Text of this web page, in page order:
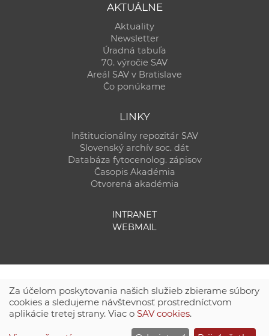
AKTUÁLNE
Aktuality
Newsletter
Úradná tabuľa
70. výročie SAV
Areál SAV v Bratislave
Čo ponúkame
LINKY
Inštitucionálny repozitár SAV
Slovenský archív soc. dát
Databáza fytocenolog. zápisov
Časopis Akadémia
Otvorená akadémia
INTRANET
WEBMAIL
CSČ SAV, v. v. i. - Výpočtové stredisko SAV
Za účelom poskytovania našich služieb zbierame súbory
cookies a sledujeme návštevnosť prostredníctvom
aplikácie tretej strany. Viac o SAV cookies.